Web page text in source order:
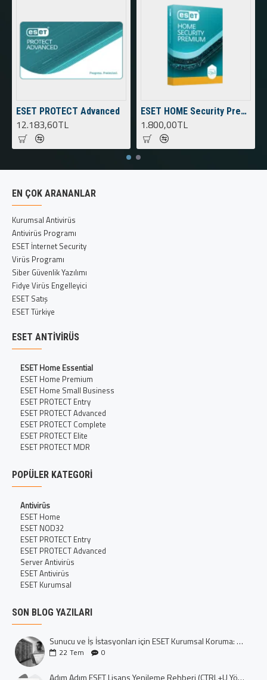
ESET PROTECT Advanced
12.183,60TL
ESET HOME Security Premium
1.800,00TL
EN ÇOK ARANANLAR
Kurumsal Antivirüs
Antivirüs Programı
ESET İnternet Security
Virüs Programı
Siber Güvenlik Yazılımı
Fidye Virüs Engelleyici
ESET Satış
ESET Türkiye
ESET ANTIVIRÜS
ESET Home Essential
ESET Home Premium
ESET Home Small Business
ESET PROTECT Entry
ESET PROTECT Advanced
ESET PROTECT Complete
ESET PROTECT Elite
ESET PROTECT MDR
POPÜLER KATEGORI
Antivirüs
ESET Home
ESET NOD32
ESET PROTECT Entry
ESET PROTECT Advanced
Server Antivirüs
ESET Antivirüs
ESET Kurumsal
SON BLOG YAZILARI
Sunucu ve İş İstasyonları için ESET Kurumsal Koruma: Dijital Kalenizi İnşa Edin
22 Tem 0
Adım Adım ESET Lisans Yenileme Rehberi (CTRL+U Yöntemi)